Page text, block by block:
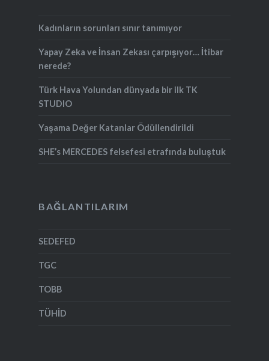
Kadınların sorunları sınır tanımıyor
Yapay Zeka ve İnsan Zekası çarpışıyor… İtibar
nerede?
Türk Hava Yolundan dünyada bir ilk TK
STUDIO
Yaşama Değer Katanlar Ödüllendirildi
SHE’s MERCEDES felsefesi etrafında buluştuk
BAĞLANTILARIM
SEDEFED
TGC
TOBB
TÜHİD